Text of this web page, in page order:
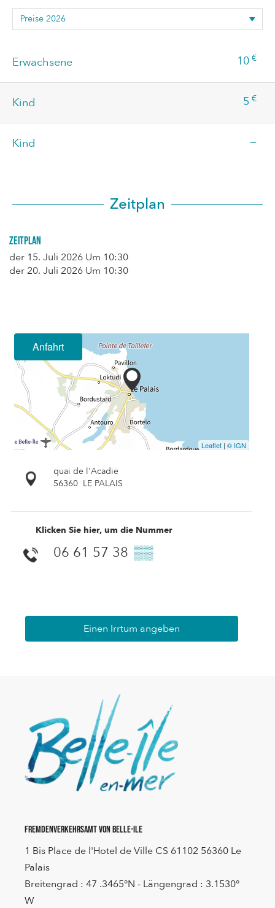
Erwachsene 10 €
Kind 5 €
Kind —
Zeitplan
Zeitplan
der 15. Juli 2026 Um 10:30
der20. Juli 2026 Um 10:30
Anfahrt
Leaflet | © IGN
quai de l'Acadie
56360 LE PALAIS
Klicken Sie hier, um die Nummer
06 61 57 38 ▒▒
Einen Irrtum angeben
Fremdenverkehrsamt von Belle-Ile
1 Bis Place de l'Hotel de Ville CS 61102 56360 Le
Palais
Breitengrad : 47 .3465°N - Längengrad : 3.1530°
W